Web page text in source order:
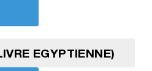
EGYPTIENNE)